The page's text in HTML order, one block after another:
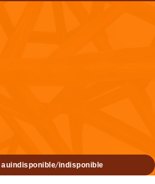
indisponible/indisponible